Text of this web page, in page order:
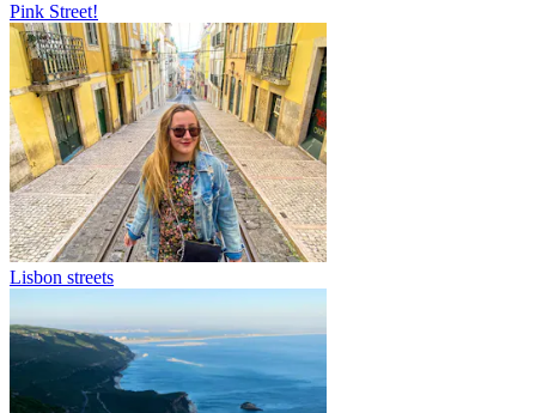
Pink Street!
Lisbon streets